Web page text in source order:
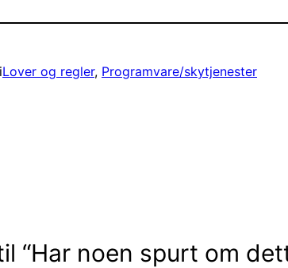
iLover og regler, Programvare/skytjenester
“Har noen spurt om